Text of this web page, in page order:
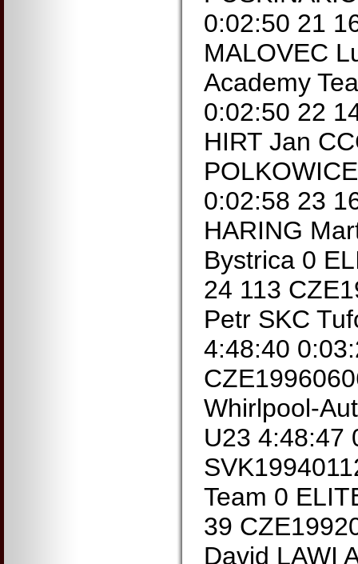
0:02:50 21
MALOVEC
Academy
0:02:50 22
HIRT Jan
0:02:58 23
HARING
Bystrica 0
24 113
Petr SKC
4:48:40
Whirlpool-
U23 4:48:47
Team 0
39
David LAWI